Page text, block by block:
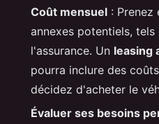
Coût mensuel :
annexes potentiels,
l'assurance. Un leasing
pourra inclure des
décidez d'acheter le
Évaluer ses besoins